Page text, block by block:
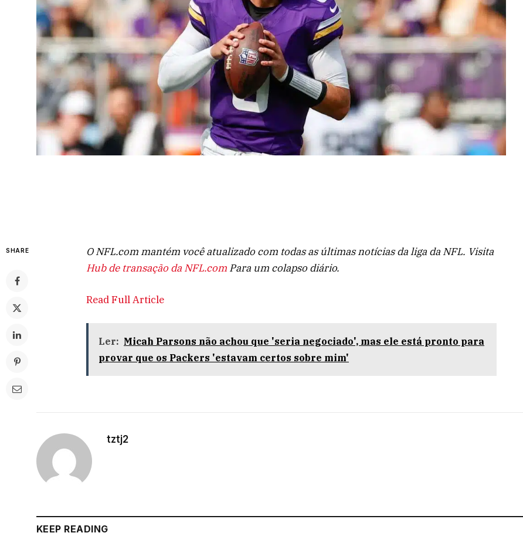
SHARE
O NFL.com mantém você atualizado com todas as últimas notícias da liga da NFL. Visita
Hub de transação da NFL.com Para um colapso diário.
Read Full Article
Ler: Micah Parsons não achou que 'seria negociado', mas ele está pronto para
provar que os Packers 'estavam certos sobre mim'
tztj2
KEEP READING